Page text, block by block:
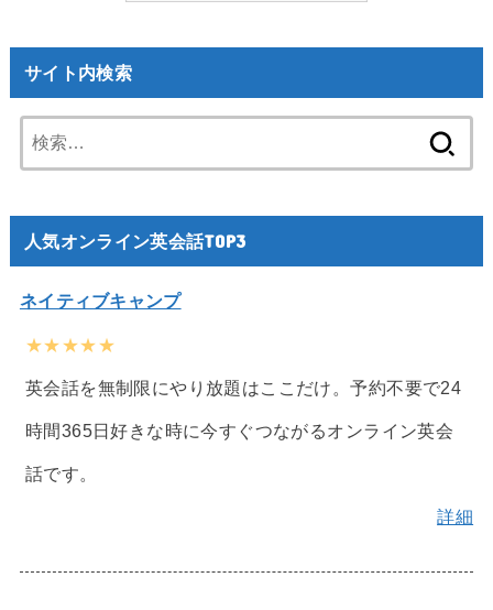
サイト内検索
索:
人気オンライン英会話TOP3
ネイティブキャンプ
★★★★★
英会話を無制限にやり放題はここだけ。予約不要で24
時間365日好きな時に今すぐつながるオンライン英会
話です。
詳細